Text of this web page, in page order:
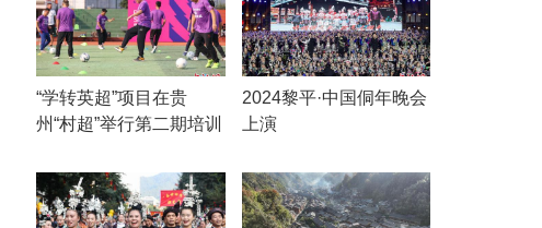
“学转英超”项目在贵
州“村超”举行第二期培训
2024黎平·中国侗年晚会
上演